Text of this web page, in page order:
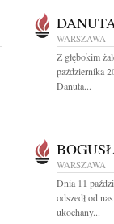
WARSZAWA
Z głębokim
października
Danuta...
WARSZAWA
Dnia 11
odszedł od
ukochany...